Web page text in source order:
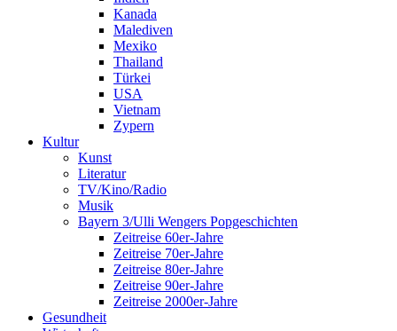
Kanada
Malediven
Mexiko
Thailand
Türkei
USA
Vietnam
Zypern
Kultur
Kunst
Literatur
TV/Kino/Radio
Musik
Bayern 3/Ulli Wengers Popgeschichten
Zeitreise 60er-Jahre
Zeitreise 70er-Jahre
Zeitreise 80er-Jahre
Zeitreise 90er-Jahre
Zeitreise 2000er-Jahre
Gesundheit